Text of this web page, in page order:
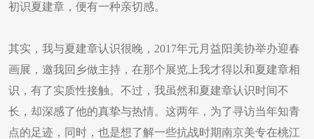
初识夏建章，便有一种亲切感。
其实，我与夏建章认识很晚，2017年元月益阳美协举办迎春
画展，邀我回乡做主持，在那个展览上我才得以和夏建章相
识，有了实质性接触。不过，我虽然和夏建章认识时间不
长，却深感了他的真挚与热情。这两年，为了寻访当年知青
点的足迹，同时，也是想了解一些抗战时期南京美专在桃江